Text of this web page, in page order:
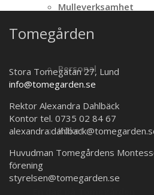
Mulleverksamhet
Personal
Köket
Tomegården
Stora Tomegatan 27, Lund
info@tomegarden.se
Rektor Alexandra Dahlbäck
Kontor tel. 0735 02 84 67
Huvudman Tomegårdens
förening
styrelsen@tomegarden.se